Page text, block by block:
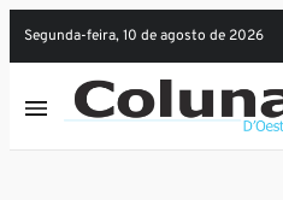
segunda-feira, 10 de agosto de 2026